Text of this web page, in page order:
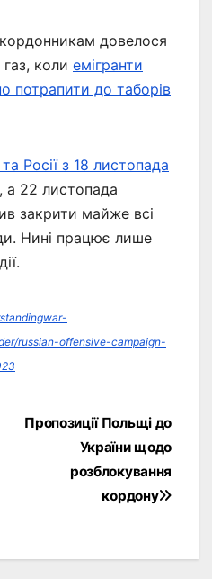
довелося
газ, коли емігранти
потрапити до таборів
та Росії з 18 листопада
, а 22 листопада
закрити майже всі
Нині працює лише
russian-offensive-campaign-
Пропозиції Польщі до
України щодо
розблокування
кордону